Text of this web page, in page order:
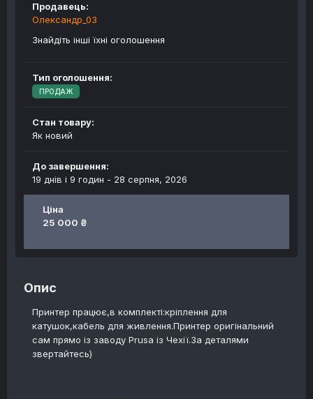
Продавець:
Олександр_03
Знайдіть інші їхні оголошення
Тип оголошення:
ПРОДАЖ
Стан товару:
Як новий
До завершення:
19 днів і 9 годин - 28 серпня, 2026
Ціна
25 000 ₴
Опис
Принтер працює,в комплекті:кріплення для
катушок,кабель для живлення.Принтер оригінальний
сам прямо із заводу Prusa із Чехії.За деталями
звертайтесь)